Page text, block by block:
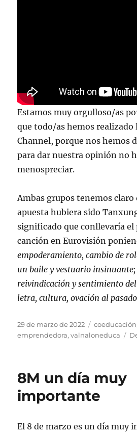
Estamos muy orgulloso/as
que todo/as hemos realizado
Channel, porque nos hemos
para dar nuestra opinión no
menospreciar.
Ambas grupos tenemos claro
apuesta hubiera sido
significado que conllevaría el
canción en Eurovisión
empoderamiento, cambio de
un baile y vestuario
reivindicación y sentimiento
letra, cultura, ovación al
Publicado
el
29 de marzo de 2022 Etiquetas
coeducación
emprendedora,valnaloneduca
8M un día muy
importante
El 8 de marzo es un día muy